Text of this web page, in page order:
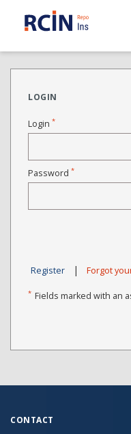
LOGIN
Login *
Password *
Register | Forgot
* Fields marked with an
CONTACT